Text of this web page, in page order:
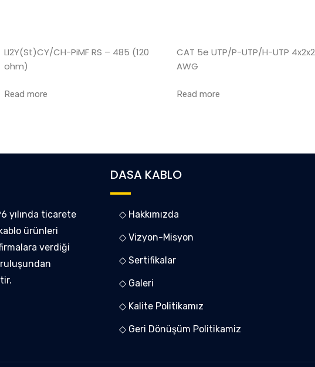
LI2Y(St)CY/CH-PiMF RS – 485 (120
ohm)
Read more
CAT 5e UTP/P-UTP/H-UTP
AWG
Read more
yılında ticarete
ürünleri
verdiği
DASA KABLO
◇ Hakkımızda
◇ Vizyon-Misyon
◇ Sertifikalar
◇ Galeri
◇ Kalite Politikamız
◇ Geri Dönüşüm Politikamiz